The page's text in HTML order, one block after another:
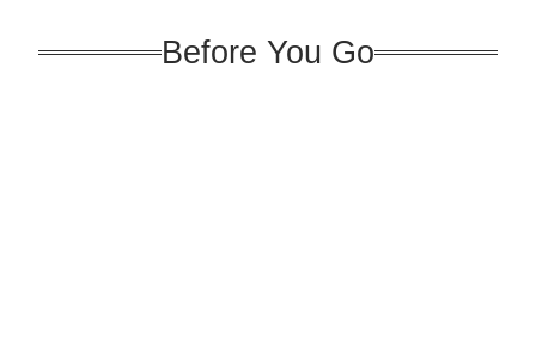
Before You Go